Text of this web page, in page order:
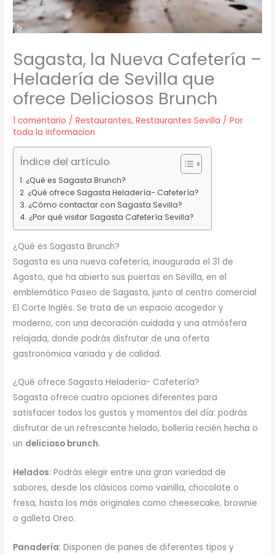
Sagasta, la Nueva Cafetería –
Heladería de Sevilla que
ofrece Deliciosos Brunch
1 comentario /Restaurantes,Restaurantes Sevilla / Por
toda la informacion
Índice del artículo
¿Qué es Sagasta Brunch?
¿Qué ofrece Sagasta Heladería- Cafetería?
¿Cómo contactar con Sagasta Sevilla?
¿Por qué visitar Sagasta Cafetería Sevilla?
¿Qué es Sagasta Brunch?
Sagasta es una nueva cafetería, inaugurada el 31 de
Agosto, que ha abierto sus puertas en Sevilla, en el
emblemático Paseo de Sagasta, junto al centro comercial
El Corte Inglés. Se trata de un espacio acogedor y
moderno, con una decoración cuidada y una atmósfera
relajada, donde podrás disfrutar de una oferta
gastronómica variada y de calidad.
¿Qué ofrece Sagasta Heladería- Cafetería?
Sagasta ofrece cuatro opciones diferentes para
satisfacer todos los gustos y momentos del día: podrás
disfrutar de un refrescante helado, bollería recién hecha o
un delicioso brunch.
Helados: Podrás elegir entre una gran variedad de
sabores, desde los clásicos como vainilla, chocolate o
fresa, hasta los más originales como cheesecake, brownie
o galleta Oreo.
Panadería: Disponen de panes de diferentes tipos y